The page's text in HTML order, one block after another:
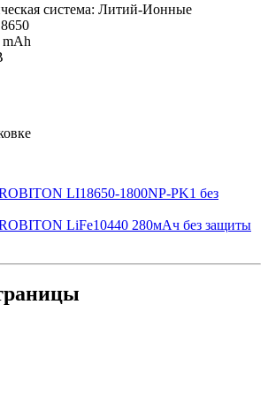
система: Литий-Ионные
mAh
LI18650-1800NP-PK1 без
LiFe10440 280мАч без защиты